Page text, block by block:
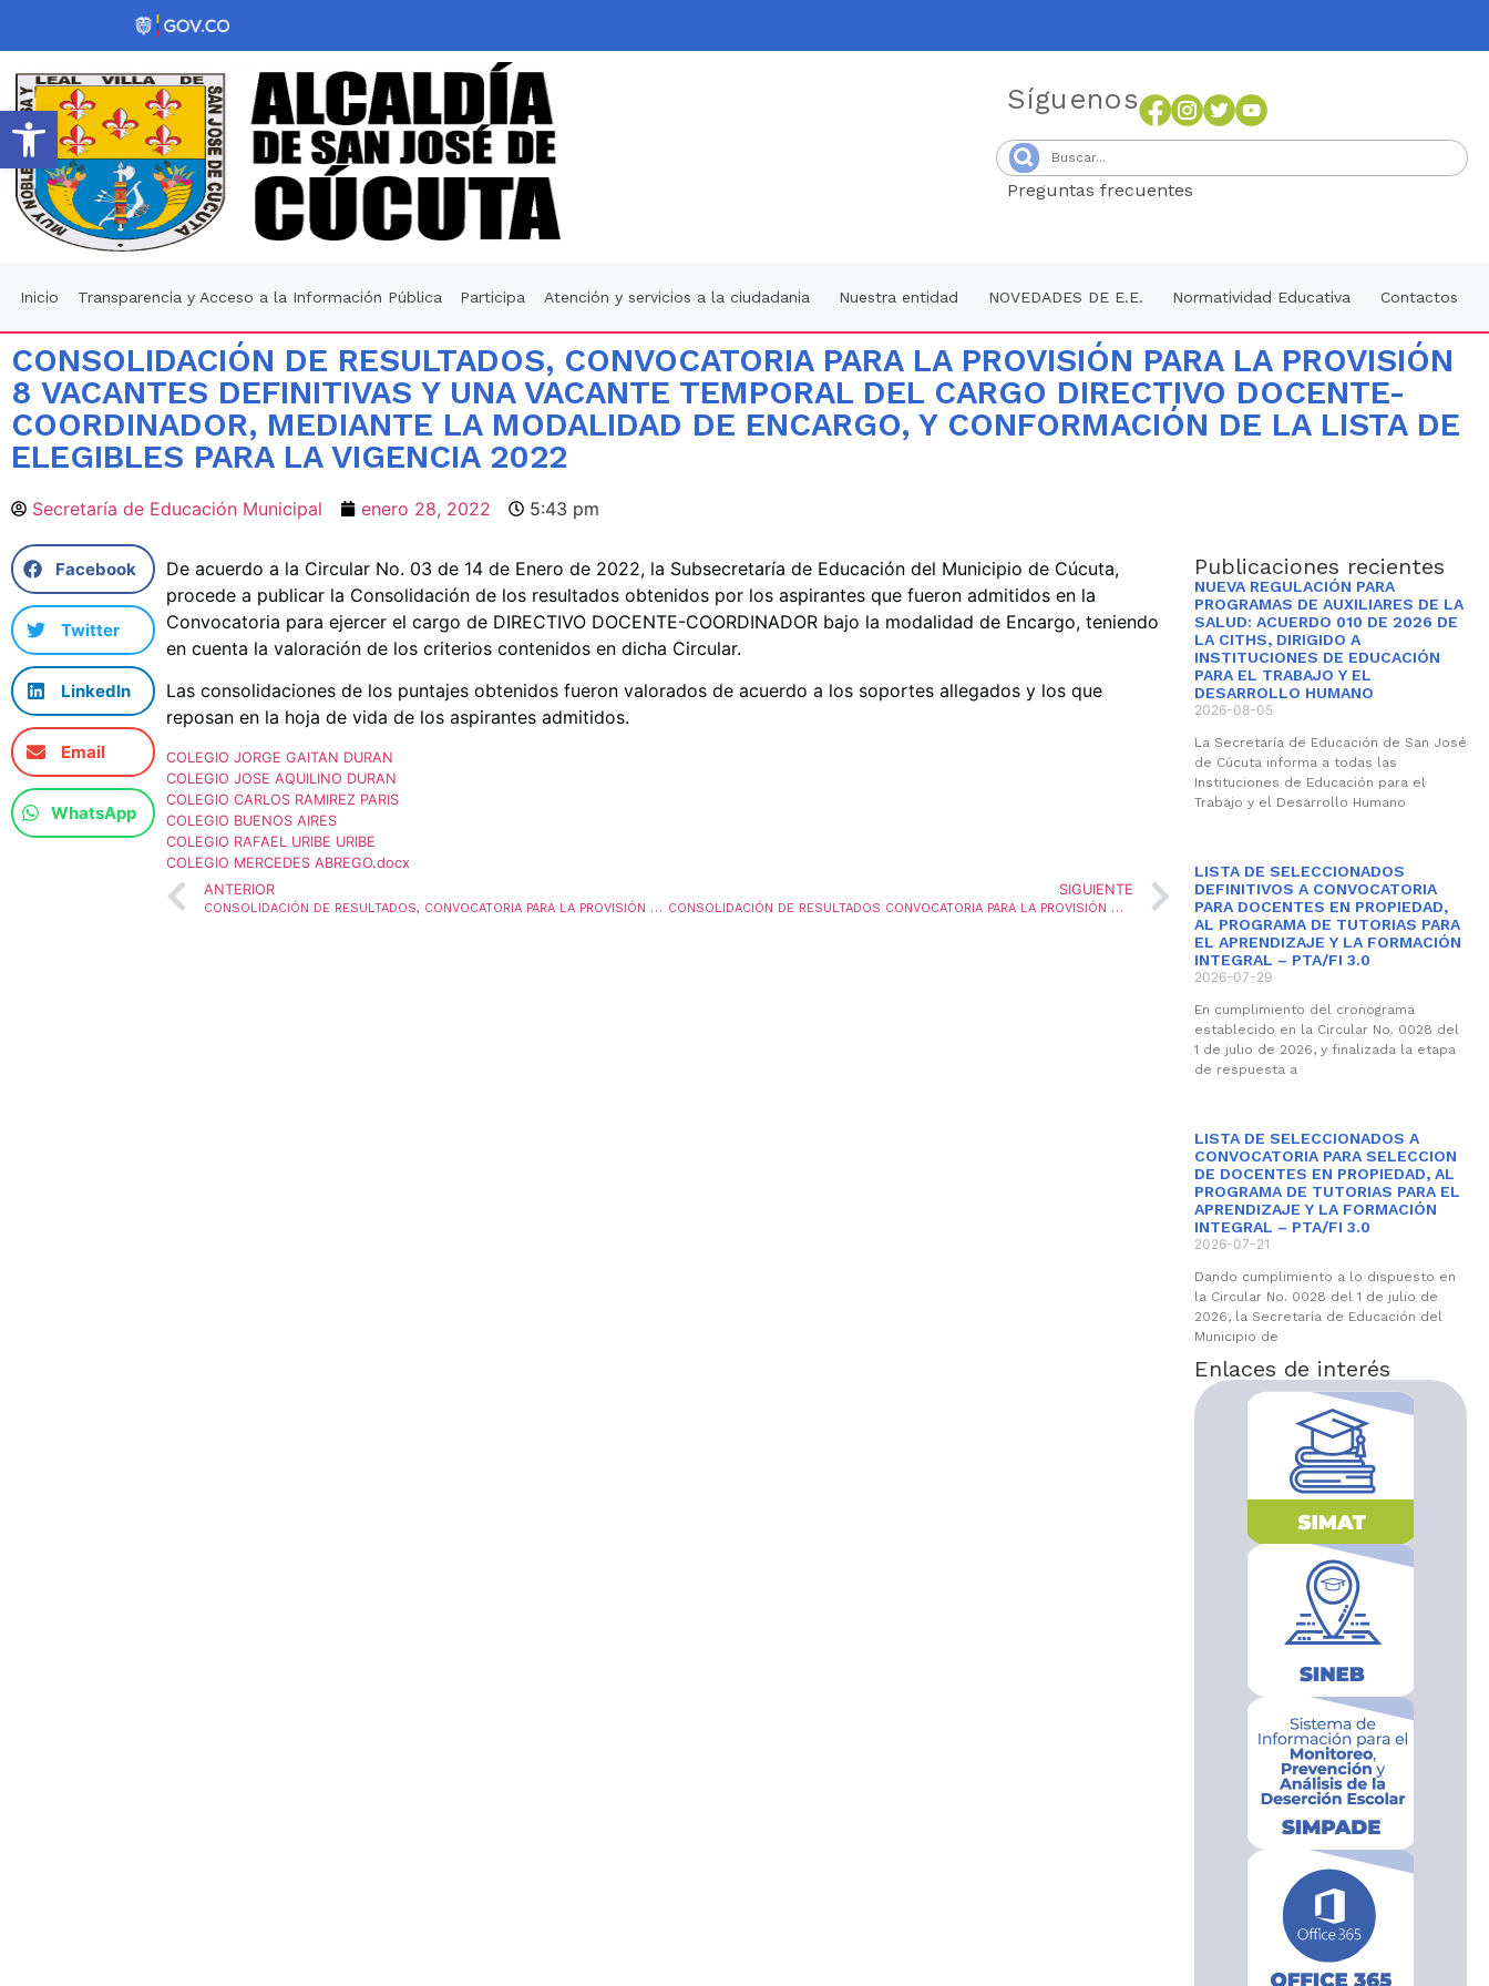
Abrir barra de herramientas
Síguenos
Preguntas frecuentes
Inicio Transparencia y Acceso a la Información Pública Participa Atención y servicios a la ciudadania Nuestra entidad NOVEDADES DE E.E. Normatividad Educativa Contactos
CONSOLIDACIÓN DE RESULTADOS, CONVOCATORIA PARA LA PROVISIÓN PARA LA PROVISIÓN
8 VACANTES DEFINITIVAS Y UNA VACANTE TEMPORAL DEL CARGO DIRECTIVO DOCENTE-
COORDINADOR, MEDIANTE LA MODALIDAD DE ENCARGO, Y CONFORMACIÓN DE LA LISTA DE
ELEGIBLES PARA LA VIGENCIA 2022
Secretaría de Educación Municipal enero 28, 2022 5:43 pm
Facebook
Twitter
LinkedIn
Email
WhatsApp
De acuerdo a la Circular No. 03 de 14 de Enero de 2022, la Subsecretaría de Educación del Municipio de Cúcuta,
procede a publicar la Consolidación de los resultados obtenidos por los aspirantes que fueron admitidos en la
Convocatoria para ejercer el cargo de DIRECTIVO DOCENTE-COORDINADOR bajo la modalidad de Encargo, teniendo
en cuenta la valoración de los criterios contenidos en dicha Circular.
Las consolidaciones de los puntajes obtenidos fueron valorados de acuerdo a los soportes allegados y los que
reposan en la hoja de vida de los aspirantes admitidos.
COLEGIO JORGE GAITAN DURAN
COLEGIO JOSE AQUILINO DURAN
COLEGIO CARLOS RAMIREZ PARIS
COLEGIO BUENOS AIRES
COLEGIO RAFAEL URIBE URIBE
COLEGIO MERCEDES ABREGO.docx
ANTERIOR
CONSOLIDACIÓN DE RESULTADOS, CONVOCATORIA PARA LA PROVISIÓN 03 VACANTES DEFINITIVAS DEL CARGO DIRECTIVO DOCENTE-RECTOR, MEDIANTE LA MODALIDAD DE ENCARGO, Y CONFORMACIÓN DE LA LISTA DE ELEGIBLES PARA LA VIGENCIA 2022
SIGUIENTE
CONSOLIDACIÓN DE RESULTADOS CONVOCATORIA PARA LA PROVISIÓN MEDIANTE LA MODALIDAD DE ENCARGO, DE 2 VACANTES DEFINITIVAS EN EL CARGO DE SECRETARIA, UNA VACANTE DEFINITIVA EN EL CARGO DE AUXILIAR ADMINISTRATIVO Y UNA VACANTE DEFINITIVA EN EL CARGO DE TÉCNICO OPERATIVO DE LA PLANTA DE CARGOS DEL PERSONAL ADMINISTRATIVO DE LA SECRETARIA DE EDUCACIÓN DEL MUNICIPIO DE SAN JOSE DE CUCUTA
Publicaciones recientes
NUEVA REGULACIÓN PARA
PROGRAMAS DE AUXILIARES DE LA
SALUD: ACUERDO 010 DE 2026 DE
LA CITHS, DIRIGIDO A
INSTITUCIONES DE EDUCACIÓN
PARA EL TRABAJO Y EL
DESARROLLO HUMANO
2026-08-05
La Secretaría de Educación de San José
de Cúcuta informa a todas las
Instituciones de Educación para el
Trabajo y el Desarrollo Humano
LISTA DE SELECCIONADOS
DEFINITIVOS A CONVOCATORIA
PARA DOCENTES EN PROPIEDAD,
AL PROGRAMA DE TUTORIAS PARA
EL APRENDIZAJE Y LA FORMACIÓN
INTEGRAL – PTA/FI 3.0
2026-07-29
En cumplimiento del cronograma
establecido en la Circular No. 0028 del
1 de julio de 2026, y finalizada la etapa
de respuesta a
LISTA DE SELECCIONADOS A
CONVOCATORIA PARA SELECCION
DE DOCENTES EN PROPIEDAD, AL
PROGRAMA DE TUTORIAS PARA EL
APRENDIZAJE Y LA FORMACIÓN
INTEGRAL – PTA/FI 3.0
2026-07-21
Dando cumplimiento a lo dispuesto en
la Circular No. 0028 del 1 de julio de
2026, la Secretaría de Educación del
Municipio de
Enlaces de interés